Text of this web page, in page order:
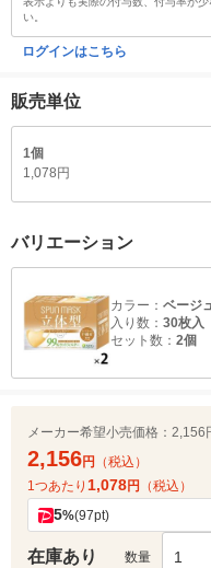
い。
ログインはこちら
販売単位
1個
1,078円
バリエーション
カラー： ベージ
入り数： 30枚入
セット数： 2個
メーカー希望小売価格： 2,156
2,156円
（税込）
1つあたり 1,078円 （税込）
5%(97pt)
在庫あり 数量 1